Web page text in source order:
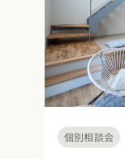
大分県宮崎県
個別相談会